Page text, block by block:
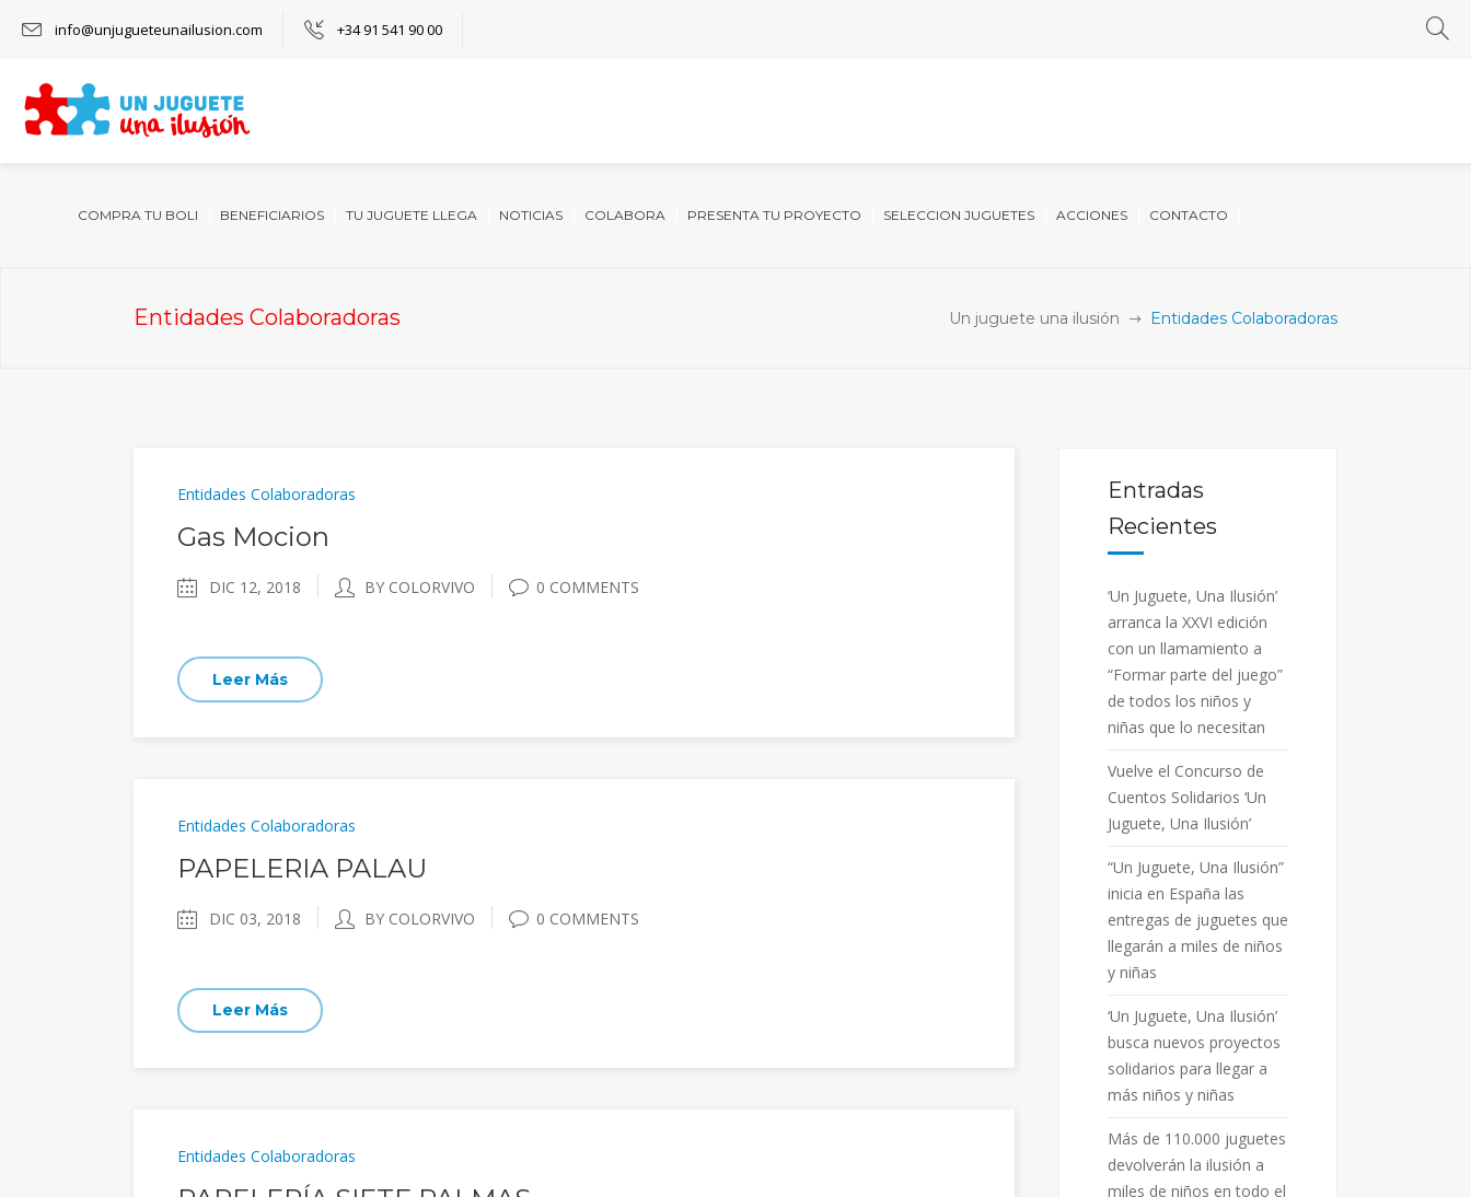
info@unjugueteunailusion.com +34 91 541 90 00
COMPRA TU BOLI BENEFICIARIOS TU JUGUETE LLEGA NOTICIAS COLABORA PRESENTA TU PROYECTO SELECCION JUGUETES ACCIONES CONTACTO
Entidades Colaboradoras Un juguete una ilusión Entidades Colaboradoras
Entidades Colaboradoras
Gas Mocion
DIC 12, 2018 BY COLORVIVO 0 COMMENTS
Leer Más
Entidades Colaboradoras
PAPELERIA PALAU
DIC 03, 2018 BY COLORVIVO 0 COMMENTS
Leer Más
Entidades Colaboradoras
Entradas
Recientes
‘Un Juguete, Una Ilusión’
arranca la XXVI edición
con un llamamiento a
“Formar parte del juego”
de todos los niños y
niñas que lo necesitan
Vuelve el Concurso de
Cuentos Solidarios ‘Un
Juguete, Una Ilusión’
“Un Juguete, Una Ilusión”
inicia en España las
entregas de juguetes que
llegarán a miles de niños
y niñas
‘Un Juguete, Una Ilusión’
busca nuevos proyectos
solidarios para llegar a
más niños y niñas
Más de 110.000 juguetes
devolverán la ilusión a
miles de niños en todo el